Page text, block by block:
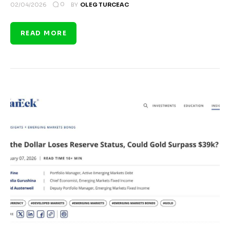
02/04/2026 0 BY OLEG TURCEAC
READ MORE